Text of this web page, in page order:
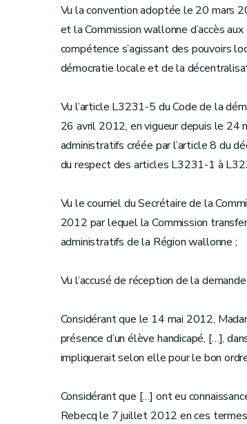
Vu la convention adoptée le 20 mars
et la Commission wallonne d’accès
compétence s’agissant des pouvoirs
démocratie locale et de la
Vu l’article L3231-5 du Code de la
26 avril 2012, en vigueur depuis le 24
administratifs créée par l’article 8 du
du respect des articles L3231-1 à
Vu le courriel du Secrétaire de la
2012 par lequel la Commission
administratifs de la Région wallonne ;
Vu l’accusé de réception de la
Considérant que le 14 mai 2012,
présence d’un élève handicapé, […],
impliquerait selon elle pour le bon
Considérant que […] ont eu
Rebecq le 7 juillet 2012 en ces